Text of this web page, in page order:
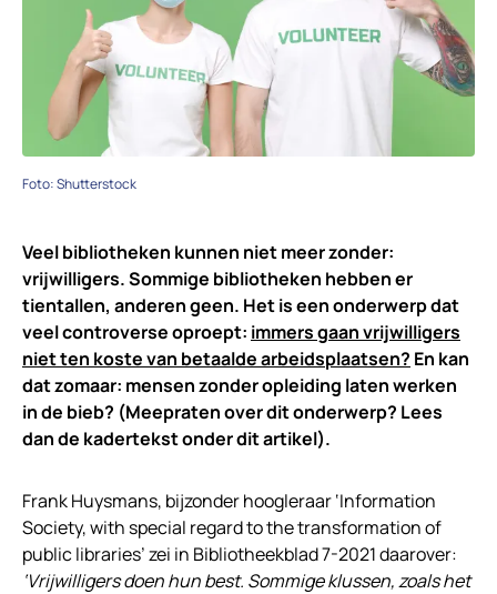
Foto: Shutterstock
Veel bibliotheken kunnen niet meer zonder:
vrijwilligers. Sommige bibliotheken hebben er
tientallen, anderen geen. Het is een onderwerp dat
veel controverse oproept: immers gaan vrijwilligers
niet ten koste van betaalde arbeidsplaatsen? En kan
dat zomaar: mensen zonder opleiding laten werken
in de bieb? (Meepraten over dit onderwerp? Lees
dan de kadertekst onder dit artikel).
Frank Huysmans, bijzonder hoogleraar ‘Information
Society, with special regard to the transformation of
public libraries’ zei in Bibliotheekblad 7-2021 daarover:
‘Vrijwilligers doen hun best. Sommige klussen, zoals het